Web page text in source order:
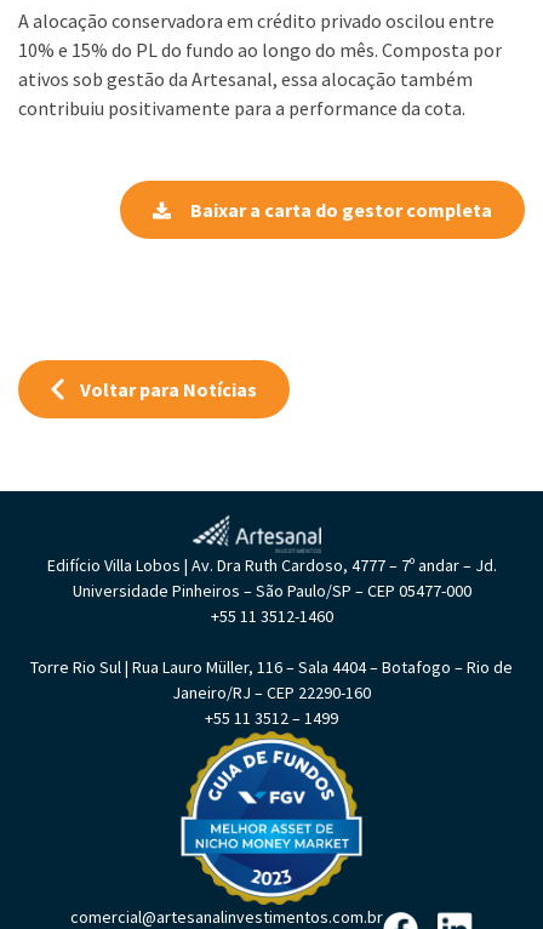
A alocação conservadora em crédito privado oscilou entre
10% e 15% do PL do fundo ao longo do mês. Composta por
ativos sob gestão da Artesanal, essa alocação também
contribuiu positivamente para a performance da cota.
Baixar a carta do gestor completa
Voltar para Notícias
Edifício Villa Lobos | Av. Dra Ruth Cardoso, 4777 – 7º andar – Jd.
Universidade Pinheiros – São Paulo/SP – CEP 05477-000
+55 11 3512-1460
Torre Rio Sul | Rua Lauro Müller, 116 – Sala 4404 – Botafogo – Rio de
Janeiro/RJ – CEP 22290-160
+55 11 3512 – 1499
comercial@artesanalinvestimentos.com.br